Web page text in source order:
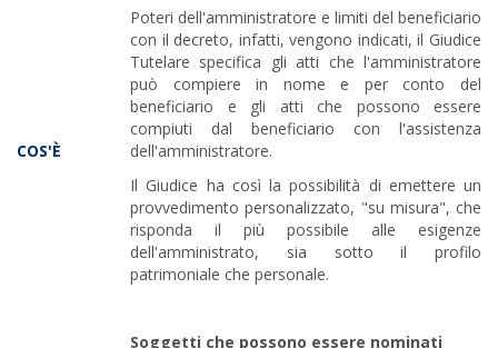
COS'È
Poteri dell'amministratore e limiti del beneficiario
con il decreto, infatti, vengono indicati, il Giudice
Tutelare specifica gli atti che l'amministratore
può compiere in nome e per conto del
beneficiario e gli atti che possono essere
compiuti dal beneficiario con l'assistenza
dell'amministratore.
Il Giudice ha così la possibilità di emettere un
provvedimento personalizzato, "su misura", che
risponda il più possibile alle esigenze
dell'amministrato, sia sotto il profilo
patrimoniale che personale.
Soggetti che possono essere nominati